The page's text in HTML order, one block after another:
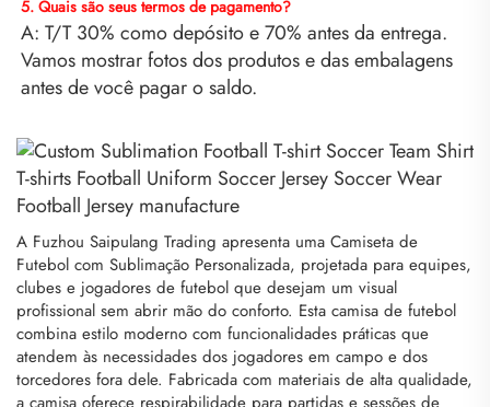
5. Quais são seus termos de pagamento?
A: T/T 30% como depósito e 70% antes da entrega.
Vamos mostrar fotos dos produtos e das embalagens
antes de você pagar o saldo.
A Fuzhou Saipulang Trading apresenta uma Camiseta de
Futebol com Sublimação Personalizada, projetada para equipes,
clubes e jogadores de futebol que desejam um visual
profissional sem abrir mão do conforto. Esta camisa de futebol
combina estilo moderno com funcionalidades práticas que
atendem às necessidades dos jogadores em campo e dos
torcedores fora dele. Fabricada com materiais de alta qualidade,